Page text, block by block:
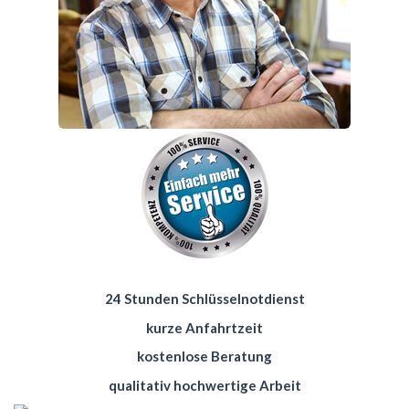
24 Stunden Schlüsselnotdienst
kurze Anfahrtzeit
kostenlose Beratung
qualitativ hochwertige Arbeit